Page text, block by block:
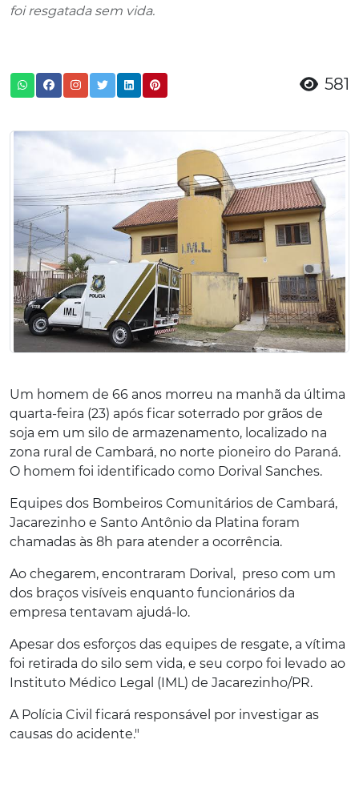
foi resgatada sem vida.
581
Um homem de 66 anos morreu na manhã da última
quarta-feira (23) após ficar soterrado por grãos de
soja em um silo de armazenamento, localizado na
zona rural de Cambará, no norte pioneiro do Paraná.
O homem foi identificado como Dorival Sanches.
Equipes dos Bombeiros Comunitários de Cambará,
Jacarezinho e Santo Antônio da Platina foram
chamadas às 8h para atender a ocorrência.
Ao chegarem, encontraram Dorival, preso com um
dos braços visíveis enquanto funcionários da
empresa tentavam ajudá-lo.
Apesar dos esforços das equipes de resgate, a vítima
foi retirada do silo sem vida, e seu corpo foi levado ao
Instituto Médico Legal (IML) de Jacarezinho/PR.
A Polícia Civil ficará responsável por investigar as
causas do acidente."